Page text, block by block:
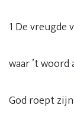
1 De vreugde
waar ’t woord
God roept